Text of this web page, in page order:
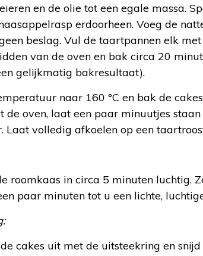
en de olie tot een egale massa.
erdoorheen. Voeg de
beslag. Vul de taartpannen elk
van de oven en bak circa 20
gelijkmatig bakresultaat).
naar 160 °C en bak de
de oven, laat een paar minuutjes
Laat volledig afkoelen op een
roomkaas in circa 5 minuten luchtig.
paar minuten tot u een lichte,
cakes uit met de uitsteekring en